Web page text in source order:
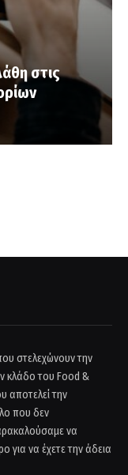
στις
στελεχώνουν την
κλάδο του Food &
αποτελεί την
που δεν
να
για να έχετε την άδεια